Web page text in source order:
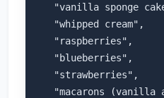
"vanilla sponge
"whipped cream",
"raspberries",
"blueberries",
"strawberries",
"macarons (vanilla